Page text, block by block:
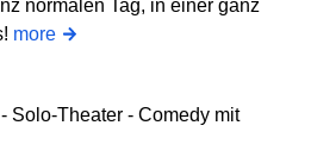
normalen Tag, in einer ganz
more
Solo-Theater - Comedy mit